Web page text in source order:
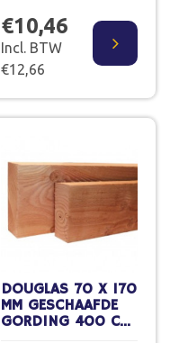
€10,46
Incl. BTW
€12,66
DOUGLAS 70 X 170
MM GESCHAAFDE
GORDING 400 CM